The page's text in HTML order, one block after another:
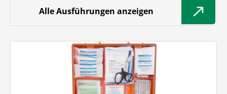
Alle Ausführungen anzeigen